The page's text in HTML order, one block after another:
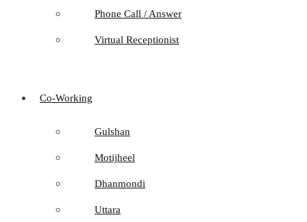
Phone Call / Answer
Virtual Receptionist
Co-Working
Gulshan
Motijheel
Dhanmondi
Uttara